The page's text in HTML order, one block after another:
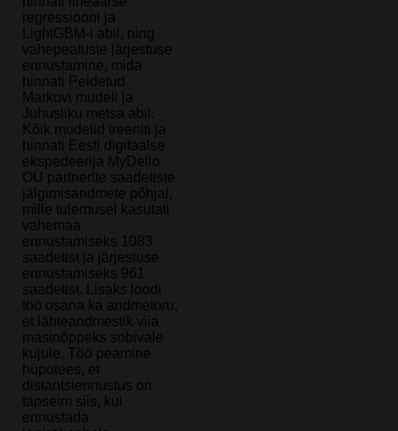
regressiooni ja
LightGBM-i abil, ning
vahepeatuste järjestuse
ennustamine, mida
hinnati Peidetud
Markovi mudeli ja
Juhusliku metsa abil.
Kõik mudelid treeniti ja
hinnati Eesti digitaalse
ekspedeerija MyDello
OÜ partnerite saadetiste
jälgimisandmete põhjal,
mille tulemusel kasutati
vahemaa
ennustamiseks 1083
saadetist ja järjestuse
ennustamiseks 961
saadetist. Lisaks loodi
töö osana ka andmetoru,
et lähteandmestik viia
masinõppeks sobivale
kujule. Töö peamine
hüpotees, et
distantsiennustus on
täpseim siis, kui
ennustada